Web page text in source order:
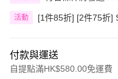
活動 [1件85折] [2件75折]
付款與運送
自提點滿HK$580.00免運費